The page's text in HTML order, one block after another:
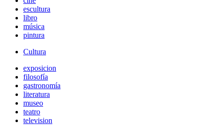
escultura
libro
música
pintura
Cultura
exposicion
filosofía
gastronomía
literatura
museo
teatro
television